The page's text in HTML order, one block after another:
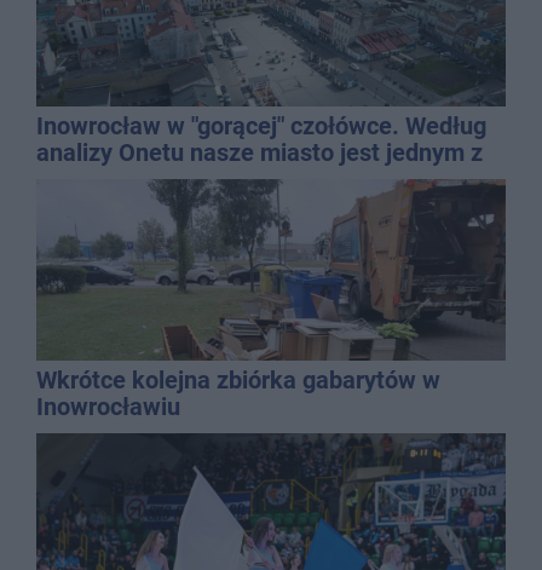
Inowrocław w "gorącej" czołówce. Według
analizy Onetu nasze miasto jest jednym z
najbardziej narażonych na upały
Wkrótce kolejna zbiórka gabarytów w
Inowrocławiu